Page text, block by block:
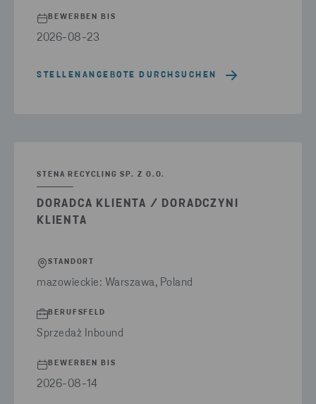
BEWERBEN BIS
2026-08-23
STELLENANGEBOTE DURCHSUCHEN
STENA RECYCLING SP. Z O.O.
DORADCA KLIENTA / DORADCZYNI
KLIENTA
STANDORT
mazowieckie: Warszawa, Poland
BERUFSFELD
Sprzedaż Inbound
BEWERBEN BIS
2026-08-14